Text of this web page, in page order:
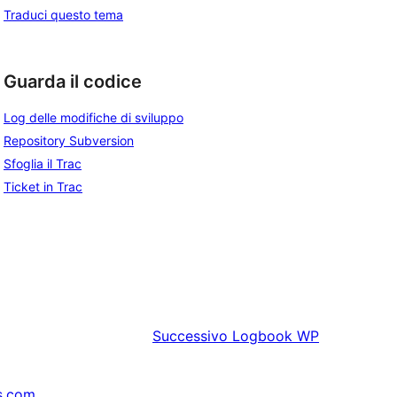
Traduci questo tema
Guarda il codice
Log delle modifiche di sviluppo
Repository Subversion
Sfoglia il Trac
Ticket in Trac
Successivo Logbook WP